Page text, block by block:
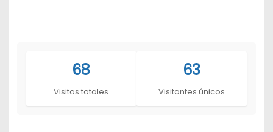
68
Visitas totales
63
Visitantes únicos